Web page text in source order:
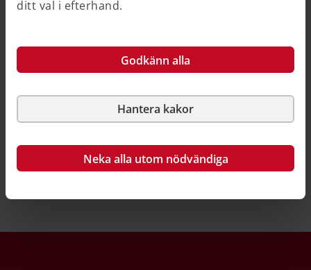
ditt val i efterhand.
Godkänn alla
Hantera kakor
Neka alla utom nödvändiga
Hjälpte informationen dig?
Nej